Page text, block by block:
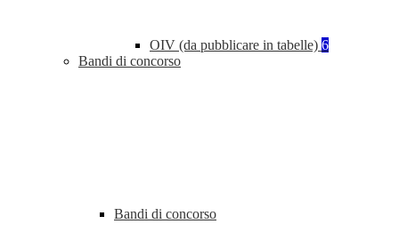
OIV (da pubblicare in tabelle) 6
Bandi di concorso
Bandi di concorso